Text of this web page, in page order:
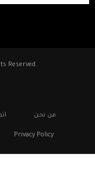
Reserved.
Social Media
من نحن
Privacy Policy